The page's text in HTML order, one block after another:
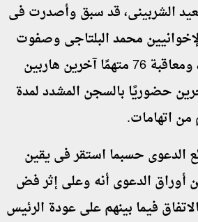
الشربينى، قد سبق وأصدرت فى
الإخوانيين محمد البلتاجى وصفوت
حجازى، و16 آخرين، بالسجن المؤبد لمدة 25 عامًا حضوريًا، ومعاقبة 76 متهمًا آخرين هاربين
السجن المؤبد غيابيا لكل منهم، ومعاقبة 28 آخرين حضوريًا بالسجن المشدد لمدة
الدعوى حسبما استقر فى يقين
أوراق الدعوى أنه وعلى إثر فض
فيما بينهم على عودة الرئيس